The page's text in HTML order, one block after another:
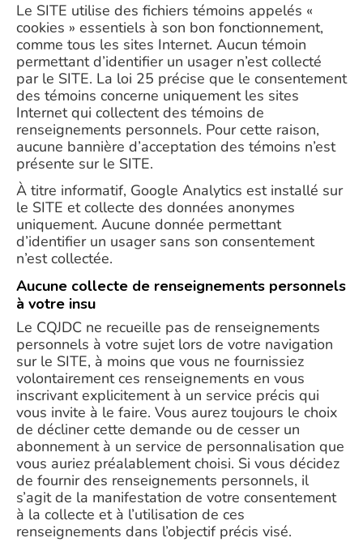
Le SITE utilise des fichiers témoins appelés «
cookies » essentiels à son bon fonctionnement,
comme tous les sites Internet. Aucun témoin
permettant d’identifier un usager n’est collecté
par le SITE. La loi 25 précise que le consentement
des témoins concerne uniquement les sites
Internet qui collectent des témoins de
renseignements personnels. Pour cette raison,
aucune bannière d’acceptation des témoins n’est
présente sur le SITE.
À titre informatif, Google Analytics est installé sur
le SITE et collecte des données anonymes
uniquement. Aucune donnée permettant
d’identifier un usager sans son consentement
n’est collectée.
Aucune collecte de renseignements personnels
à votre insu
Le CQJDC ne recueille pas de renseignements
personnels à votre sujet lors de votre navigation
sur le SITE, à moins que vous ne fournissiez
volontairement ces renseignements en vous
inscrivant explicitement à un service précis qui
vous invite à le faire. Vous aurez toujours le choix
de décliner cette demande ou de cesser un
abonnement à un service de personnalisation que
vous auriez préalablement choisi. Si vous décidez
de fournir des renseignements personnels, il
s’agit de la manifestation de votre consentement
à la collecte et à l’utilisation de ces
renseignements dans l’objectif précis visé.